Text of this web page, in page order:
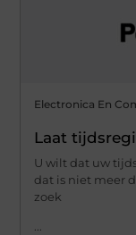
Electronica En
Laat
U wilt dat uw
dat is niet meer
zoek
...